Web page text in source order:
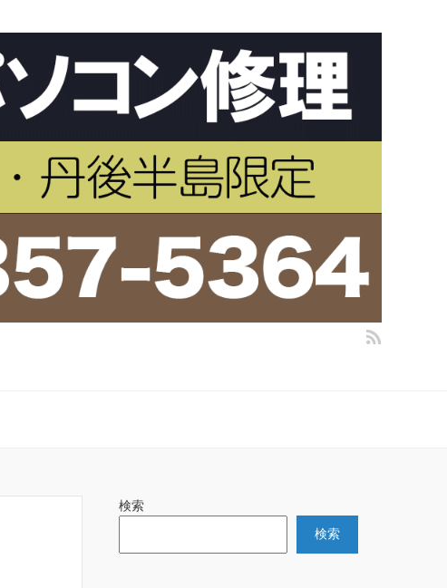
検索
検索